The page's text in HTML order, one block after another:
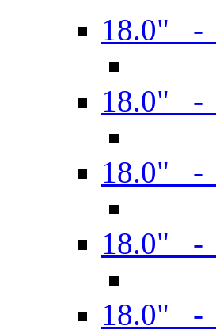
18.0" -
18.0" -
18.0" -
18.0" -
18.0" -